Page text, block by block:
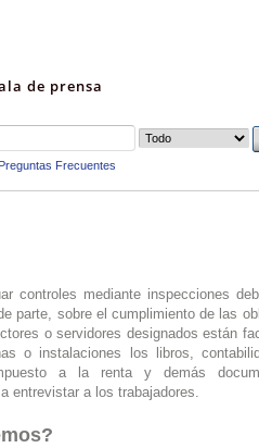
de prensa
Preguntas Frecuentes
controles mediante inspecciones
parte, sobre el cumplimiento de las
o servidores designados están
o instalaciones los libros,
a la renta y demás
entrevistar a los trabajadores.